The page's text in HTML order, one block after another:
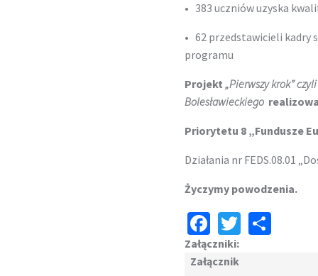
• 383 uczniów uzyska
• 62 przedstawicieli kadry
programu
Projekt „Pierwszy krok”
Bolesławieckiego
Priorytetu 8 „Fundusze
Działania nr FEDS.08.01
Życzymy powodzenia.
Facebook
Twitter
Załączniki:
Załącznik